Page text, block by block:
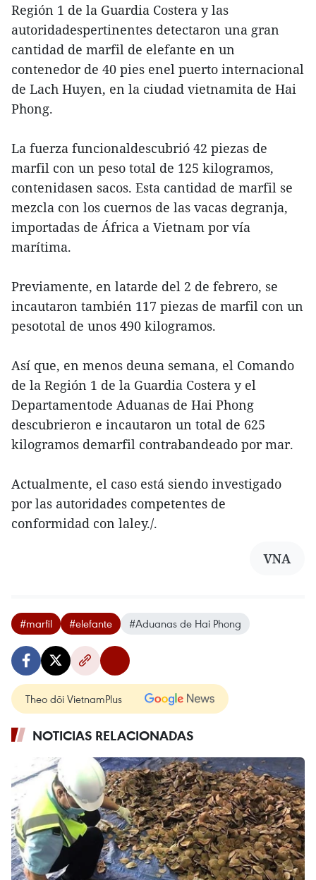
Región 1 de la Guardia Costera y las
autoridadespertinentes detectaron una gran
cantidad de marfil de elefante en un
contenedor de 40 pies enel puerto internacional
de Lach Huyen, en la ciudad vietnamita de Hai
Phong.
La fuerza funcionaldescubrió 42 piezas de
marfil con un peso total de 125 kilogramos,
contenidasen sacos. Esta cantidad de marfil se
mezcla con los cuernos de las vacas degranja,
importadas de África a Vietnam por vía
marítima.
Previamente, en latarde del 2 de febrero, se
incautaron también 117 piezas de marfil con un
pesototal de unos 490 kilogramos.
Así que, en menos deuna semana, el Comando
de la Región 1 de la Guardia Costera y el
Departamentode Aduanas de Hai Phong
descubrieron e incautaron un total de 625
kilogramos demarfil contrabandeado por mar.
Actualmente, el caso está siendo investigado
por las autoridades competentes de
conformidad con laley./.
VNA
#marfil #elefante #Aduanas de Hai Phong
Theo dõi VietnamPlus
NOTICIAS RELACIONADAS